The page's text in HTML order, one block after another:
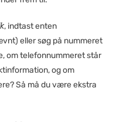
, indtast enten
eller søg på nummeret
om telefonnummeret står
og om
Så må du være ekstra